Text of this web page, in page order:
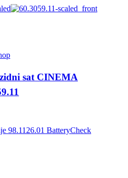
sat CINEMA